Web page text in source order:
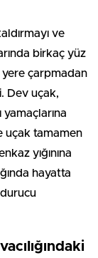
ve
birkaç yüz
çarpmadan
Dev uçak,
yamaçlarına
uçak tamamen
yığınına
hayatta